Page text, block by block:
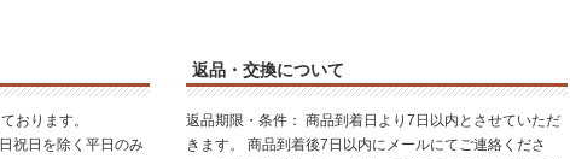
おります。
祝日を除く平日のみ
返品・交換について
返品期限・条件： 商品到着日より7日以内とさせていただ
きます。 商品到着後7日以内にメールにてご連絡くださ